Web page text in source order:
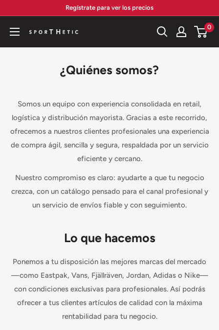
contenido
Regístrate para ver los precios
Sporthetic
0
¿Quiénes somos?
Somos un equipo con experiencia consolidada en retail,
logística y distribución mayorista. Gracias a este recorrido,
ofrecemos a nuestros clientes profesionales una experiencia
de compra ágil, sencilla y segura, respaldada por un servicio
eficiente y cercano.
Nuestro compromiso es claro: ayudarte a que tu negocio
crezca, con un catálogo pensado para el canal profesional y
un servicio de envíos fiable y con seguimiento.
Lo que hacemos
Ponemos a tu disposición las mejores marcas del mercado
—como Eastpak, Vans, Fjällräven, Jordan, Adidas o Nike—
con condiciones exclusivas para profesionales. Así podrás
ofrecer a tus clientes artículos de calidad con la máxima
rentabilidad para tu negocio.